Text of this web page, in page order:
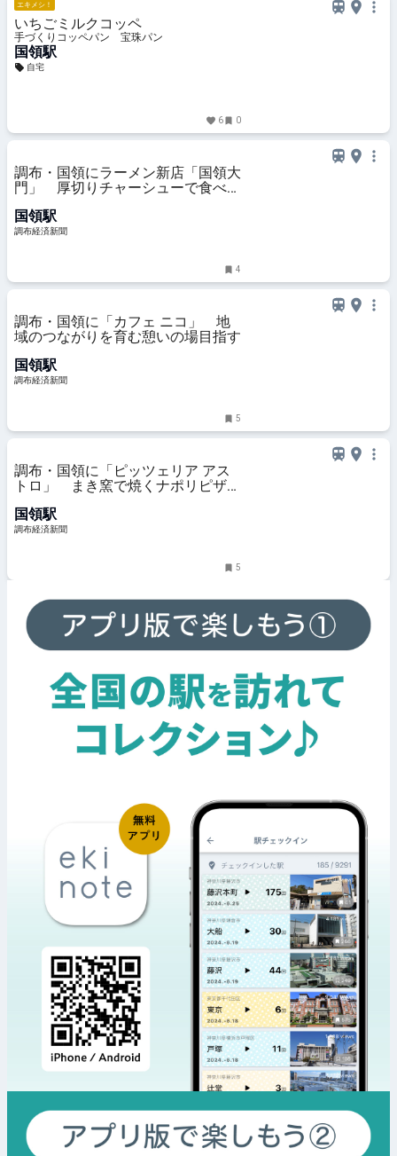
エキメシ！
いちごミルクコッペ
手づくりコッペパン 宝珠パン
国領駅
自宅
6 0
調布・国領にラーメン新店「国領大
門」 厚切りチャーシューで食べ応
国領駅
調布経済新聞
4
調布・国領に「カフェ ニコ」 地
域のつながりを育む憩いの場目指す
国領駅
調布経済新聞
5
調布・国領に「ピッツェリア アス
トロ」 まき窯で焼くナポリピザ提
国領駅
調布経済新聞
5